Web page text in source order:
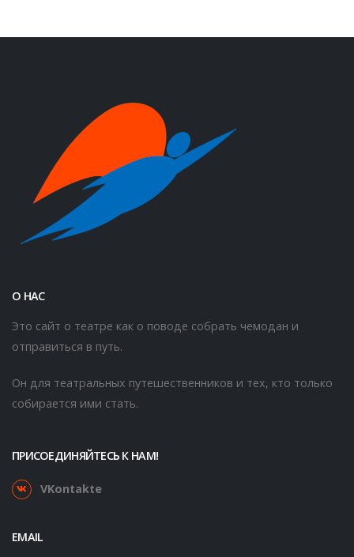
О НАС
Это сайт о театре как о поводе собрать чемодан и
отправиться в путь.
Он для театральных путешественников и тех, кто только
собирается ими стать.
ПРИСОЕДИНЯЙТЕСЬ К НАМ!
VKontakte
EMAIL